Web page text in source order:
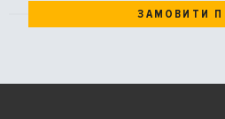
ЗАМОВИТИ